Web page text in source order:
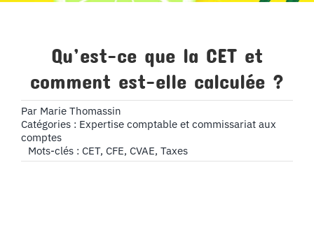
Qu’est-ce que la CET et
comment est-elle calculée ?
Par Marie Thomassin
Catégories : Expertise comptable et commissariat aux
comptes
Mots-clés : CET, CFE, CVAE, Taxes